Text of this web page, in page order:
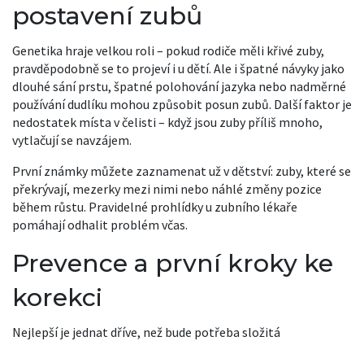
postavení zubů
Genetika hraje velkou roli – pokud rodiče měli křivé zuby,
pravděpodobně se to projeví i u dětí. Ale i špatné návyky jako
dlouhé sání prstu, špatné polohování jazyka nebo nadměrné
používání dudlíku mohou způsobit posun zubů. Další faktor je
nedostatek místa v čelisti – když jsou zuby příliš mnoho,
vytlačují se navzájem.
První známky můžete zaznamenat už v dětství: zuby, které se
překrývají, mezerky mezi nimi nebo náhlé změny pozice
během růstu. Pravidelné prohlídky u zubního lékaře
pomáhají odhalit problém včas.
Prevence a první kroky ke
korekci
Nejlepší je jednat dříve, než bude potřeba složitá